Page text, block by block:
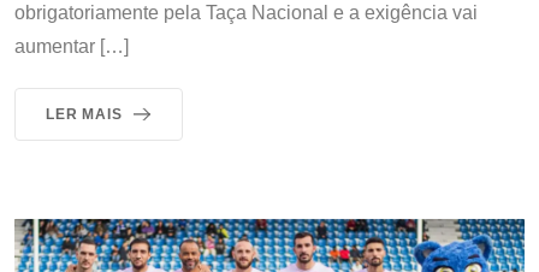
obrigatoriamente pela Taça Nacional e a exigência vai
aumentar […]
LER MAIS